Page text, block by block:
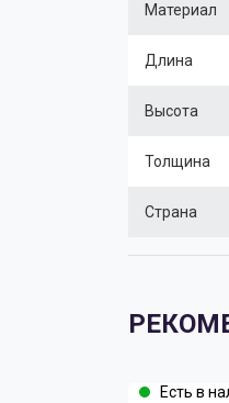
Материал
Длина
Высота
Толщина
Страна
Есть в